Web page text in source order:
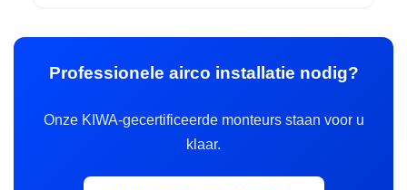
Professionele airco installatie nodig?
Onze KIWA-gecertificeerde monteurs staan voor u
klaar.